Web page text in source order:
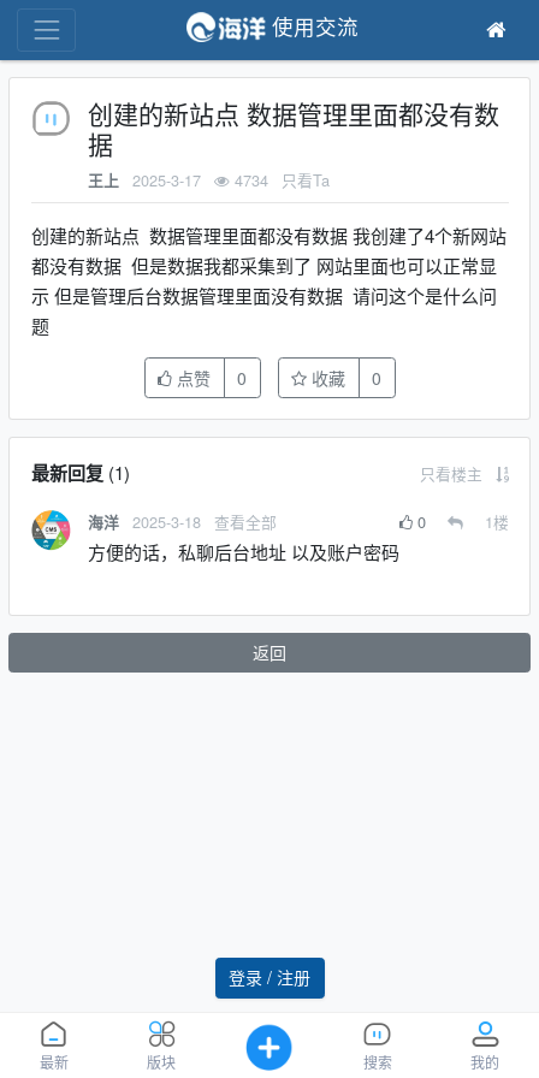
最新 版块 搜索 我的
登录 / 注册
使用交流
创建的新站点 数据管理里面都没有数
据
王上 2025-3-17 4734 只看Ta
创建的新站点 数据管理里面都没有数据 我创建了4个新网站
都没有数据 但是数据我都采集到了 网站里面也可以正常显
示 但是管理后台数据管理里面没有数据 请问这个是什么问
题
点赞 0 收藏 0
最新回复(1) 只看楼主
海洋 2025-3-18 查看全部 0 1楼
方便的话，私聊后台地址 以及账户密码
返回